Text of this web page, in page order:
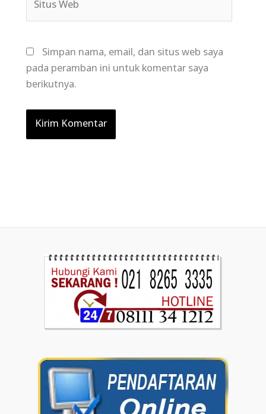
Simpan nama, email, dan situs web saya
pada peramban ini untuk komentar saya
berikutnya.